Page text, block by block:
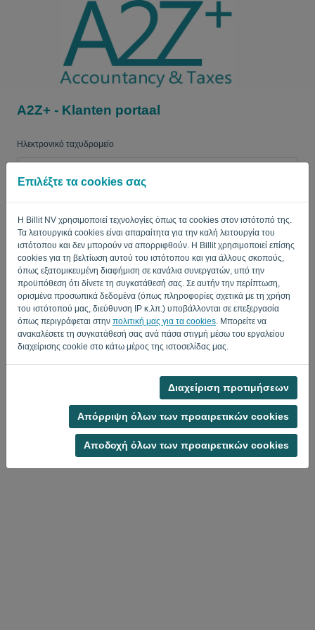
Επιλέξτε τα cookies σας
Η Billit NV χρησιμοποιεί τεχνολογίες όπως τα cookies στον ιστότοπό της.
Τα λειτουργικά cookies είναι απαραίτητα για την καλή λειτουργία του
ιστότοπου και δεν μπορούν να απορριφθούν. Η Billit χρησιμοποιεί επίσης
cookies για τη βελτίωση αυτού του ιστότοπου και για άλλους σκοπούς,
όπως εξατομικευμένη διαφήμιση σε κανάλια συνεργατών, υπό την
προϋπόθεση ότι δίνετε τη συγκατάθεσή σας. Σε αυτήν την περίπτωση,
ορισμένα προσωπικά δεδομένα (όπως πληροφορίες σχετικά με τη χρήση
του ιστότοπού μας, διεύθυνση IP κ.λπ.) υποβάλλονται σε επεξεργασία
όπως περιγράφεται στην πολιτική μας για τα cookies . Μπορείτε να
ανακαλέσετε τη συγκατάθεσή σας ανά πάσα στιγμή μέσω του εργαλείου
διαχείρισης cookie στο κάτω μέρος της ιστοσελίδας μας.
Διαχείριση προτιμήσεων
Απόρριψη όλων των προαιρετικών cookies
Αποδοχή όλων των προαιρετικών cookies
A2Z+ - Klanten portaal
Ηλεκτρονικό ταχυδρομείο
Θύμισε μου Ξεχάσατε τον κωδικό?
ΕΊΣΟΔΟΣ
Πολιτική Προστασίας Προσωπικών Δεδομένων - Όροι και Προϋποθέσεις